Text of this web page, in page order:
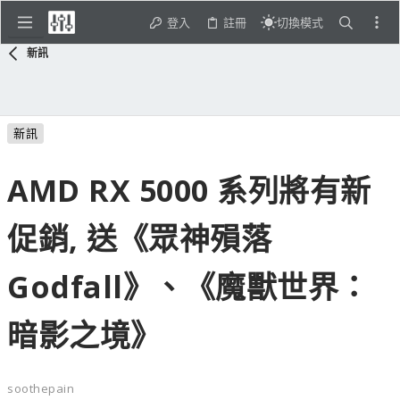
登入 註冊 切換模式
新訊
新訊
AMD RX 5000 系列將有新
促銷, 送《眾神殞落
Godfall》、《魔獸世界：
暗影之境》
soothepain